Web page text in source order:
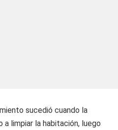
sucedió cuando la
a limpiar la habitación, luego